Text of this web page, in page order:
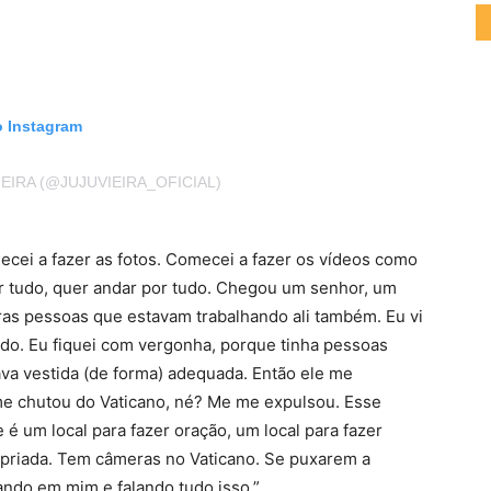
Instagram
(@JUJUVIEIRA_OFICIAL)
a fazer as fotos. Comecei a fazer os vídeos como
quer andar por tudo. Chegou um senhor, um
pessoas que estavam trabalhando ali também. Eu vi
Eu fiquei com vergonha, porque tinha pessoas
vestida (de forma) adequada. Então ele me
chutou do Vaticano, né? Me me expulsou. Esse
um local para fazer oração, um local para fazer
Tem câmeras no Vaticano. Se puxarem a